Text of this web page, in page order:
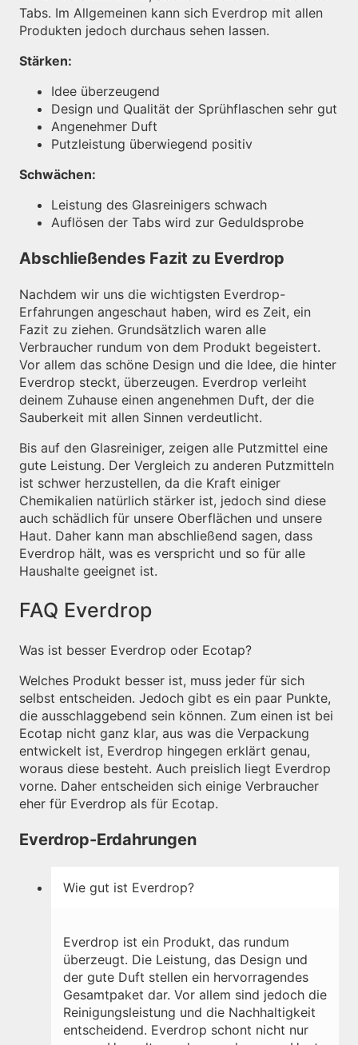
Tabs. Im Allgemeinen kann sich Everdrop mit allen
Produkten jedoch durchaus sehen lassen.
Stärken:
Idee überzeugend
Design und Qualität der Sprühflaschen sehr gut
Angenehmer Duft
Putzleistung überwiegend positiv
Schwächen:
Leistung des Glasreinigers schwach
Auflösen der Tabs wird zur Geduldsprobe
Abschließendes Fazit zu Everdrop
Nachdem wir uns die wichtigsten Everdrop-
Erfahrungen angeschaut haben, wird es Zeit, ein
Fazit zu ziehen. Grundsätzlich waren alle
Verbraucher rundum von dem Produkt begeistert.
Vor allem das schöne Design und die Idee, die hinter
Everdrop steckt, überzeugen. Everdrop verleiht
deinem Zuhause einen angenehmen Duft, der die
Sauberkeit mit allen Sinnen verdeutlicht.
Bis auf den Glasreiniger, zeigen alle Putzmittel eine
gute Leistung. Der Vergleich zu anderen Putzmitteln
ist schwer herzustellen, da die Kraft einiger
Chemikalien natürlich stärker ist, jedoch sind diese
auch schädlich für unsere Oberflächen und unsere
Haut. Daher kann man abschließend sagen, dass
Everdrop hält, was es verspricht und so für alle
Haushalte geeignet ist.
FAQ Everdrop
Was ist besser Everdrop oder Ecotap?
Welches Produkt besser ist, muss jeder für sich
selbst entscheiden. Jedoch gibt es ein paar Punkte,
die ausschlaggebend sein können. Zum einen ist bei
Ecotap nicht ganz klar, aus was die Verpackung
entwickelt ist, Everdrop hingegen erklärt genau,
woraus diese besteht. Auch preislich liegt Everdrop
vorne. Daher entscheiden sich einige Verbraucher
eher für Everdrop als für Ecotap.
Everdrop-Erdahrungen
Wie gut ist Everdrop?
Everdrop ist ein Produkt, das rundum
überzeugt. Die Leistung, das Design und
der gute Duft stellen ein hervorragendes
Gesamtpaket dar. Vor allem sind jedoch die
Reinigungsleistung und die Nachhaltigkeit
entscheidend. Everdrop schont nicht nur